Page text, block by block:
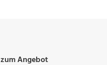
zum Angebot